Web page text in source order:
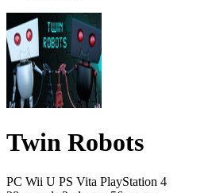
Twin Robots
PC Wii U PS Vita PlayStation 4